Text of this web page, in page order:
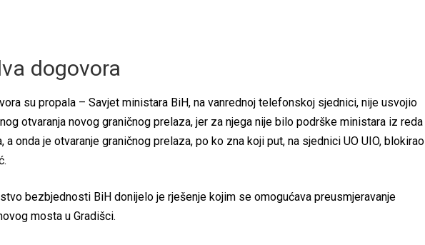
dogovora
su propala – Savjet ministara BiH, na vanrednoj telefonskoj sjednici, nije usvojio
otvaranja novog graničnog prelaza, jer za njega nije bilo podrške ministara iz reda
a onda je otvaranje graničnog prelaza, po ko zna koji put, na sjednici UO UIO, blokirao
bezbjednosti BiH donijelo je rješenje kojim se omogućava preusmjeravanje
mosta u Gradišci.